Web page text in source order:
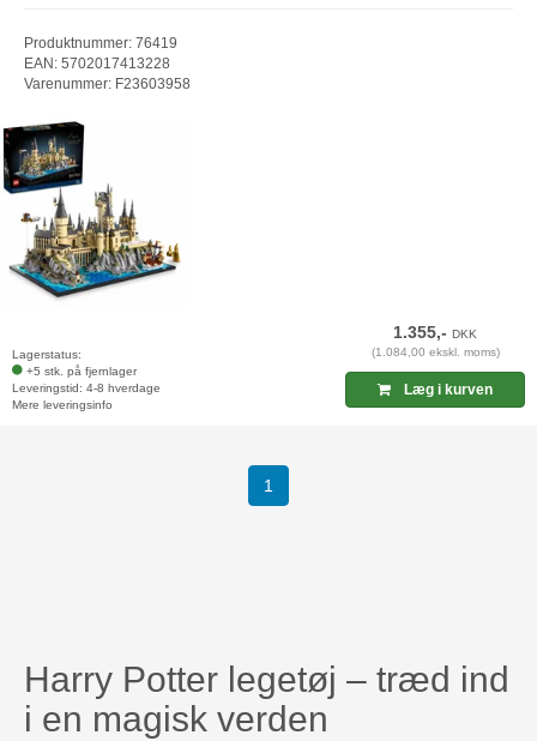
Produktnummer: 76419
EAN: 5702017413228
Varenummer: F23603958
Lagerstatus:
+5 stk. på fjernlager
Leveringstid: 4-8 hverdage
Mere leveringsinfo
1.355,-DKK
(1.084,00 ekskl. moms)
Læg i kurven
1
Harry Potter legetøj – træd ind
i en magisk verden